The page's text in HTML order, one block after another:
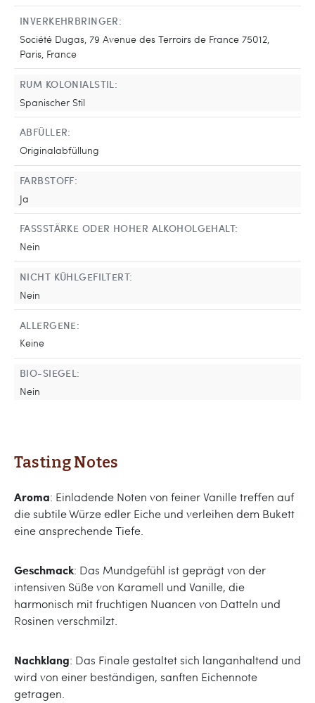
INVERKEHRBRINGER:
Société Dugas, 79 Avenue des Terroirs de France 75012,
Paris, France
RUM KOLONIALSTIL:
Spanischer Stil
ABFÜLLER:
Originalabfüllung
FARBSTOFF:
Ja
FASSSTÄRKE ODER HOHER ALKOHOLGEHALT:
Nein
NICHT KÜHLGEFILTERT:
Nein
ALLERGENE:
Keine
BIO-SIEGEL:
Nein
Tasting Notes
Aroma: Einladende Noten von feiner Vanille treffen auf
die subtile Würze edler Eiche und verleihen dem Bukett
eine ansprechende Tiefe.
Geschmack: Das Mundgefühl ist geprägt von der
intensiven Süße von Karamell und Vanille, die
harmonisch mit fruchtigen Nuancen von Datteln und
Rosinen verschmilzt.
Nachklang: Das Finale gestaltet sich langanhaltend und
wird von einer beständigen, sanften Eichennote
getragen.